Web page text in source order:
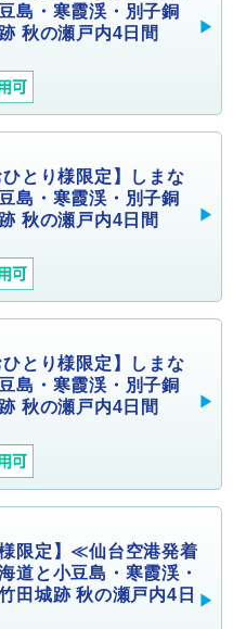
島・寒霞渓・別子銅
秋の瀬戸内4日間
ひとり様限定】しまな
島・寒霞渓・別子銅
秋の瀬戸内4日間
ひとり様限定】しまな
島・寒霞渓・別子銅
秋の瀬戸内4日間
様限定】≪仙台空港発着
道と小豆島・寒霞渓・
田城跡 秋の瀬戸内4日